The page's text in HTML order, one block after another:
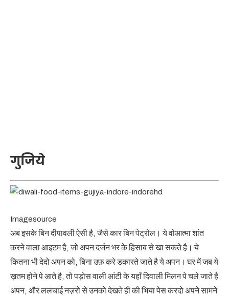
गुजिये
Imagesource
अब इसके बिन दीपावली ऐसी है, जैसे कार बिन पेट्रोल। ये वोआत्मा शांत
करने वाला आइटम है, जो अपन दर्जन भर के हिसाब से खा सकते है। ये
कितना भी देदो अपन को, बिना उफ़ करे डकारते जाते है ये अपन। घर में जब ये
ख़तम होने पे आते है, तो पड़ोस वाली आंटी के यहाँ दिवाली मिलन पे चले जाते है
अपन, और ललचाई नज़रो से उनको देखते ही की भिया पेस करदो अपने सामने